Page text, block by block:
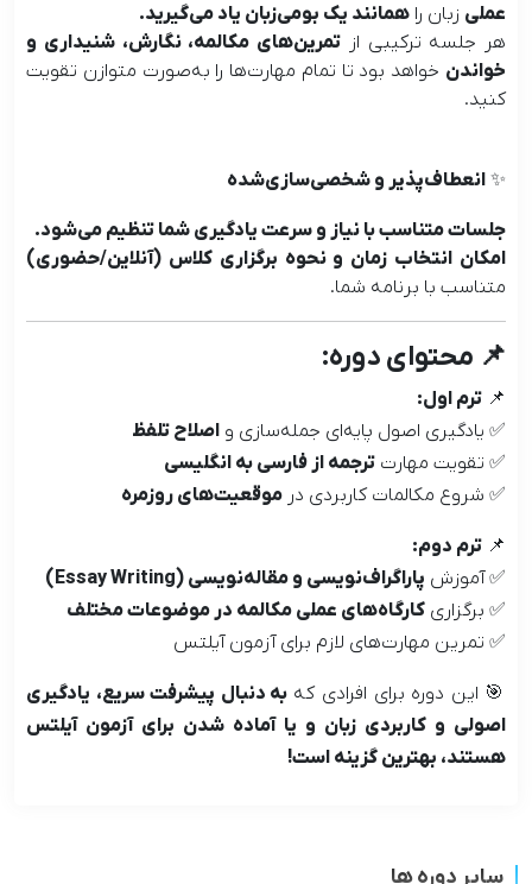
عملی زبان را همانند یک بومی‌زبان یاد می‌گیرید.
هر جلسه ترکیبی از تمرین‌های مکالمه، نگارش، شنیداری و
خواندن خواهد بود تا تمام مهارت‌ها را به‌صورت متوازن تقویت
کنید.
✨ انعطاف‌پذیر و شخصی‌سازی‌شده
جلسات متناسب با نیاز و سرعت یادگیری شما تنظیم می‌شود.
امکان انتخاب زمان و نحوه برگزاری کلاس (آنلاین/حضوری)
متناسب با برنامه شما.
📌 محتوای دوره:
📌 ترم اول:
✅ یادگیری اصول پایه‌ای جمله‌سازی و اصلاح تلفظ
✅ تقویت مهارت ترجمه از فارسی به انگلیسی
✅ شروع مکالمات کاربردی در موقعیت‌های روزمره
📌 ترم دوم:
✅ آموزش پاراگراف‌نویسی و مقاله‌نویسی (Essay Writing)
✅ برگزاری کارگاه‌های عملی مکالمه در موضوعات مختلف
✅ تمرین مهارت‌های لازم برای آزمون آیلتس
🎯 این دوره برای افرادی کهبه دنبال پیشرفت سریع، یادگیری
اصولی و کاربردی زبان و یا آماده شدن برای آزمون آیلتس
هستند، بهترین گزینه است!
سایر دوره ها